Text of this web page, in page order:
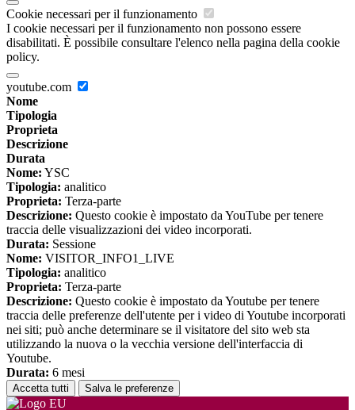
Cookie necessari per il funzionamento
I cookie necessari per il funzionamento non possono essere
disabilitati. È possibile consultare l'elenco nella pagina della cookie
policy.
youtube.com
Nome
Tipologia
Proprieta
Descrizione
Durata
Nome: YSC
Tipologia: analitico
Proprieta: Terza-parte
Descrizione: Questo cookie è impostato da YouTube per tenere
traccia delle visualizzazioni dei video incorporati.
Durata: Sessione
Nome: VISITOR_INFO1_LIVE
Tipologia: analitico
Proprieta: Terza-parte
Descrizione: Questo cookie è impostato da Youtube per tenere
traccia delle preferenze dell'utente per i video di Youtube incorporati
nei siti; può anche determinare se il visitatore del sito web sta
utilizzando la nuova o la vecchia versione dell'interfaccia di
Youtube.
Durata: 6 mesi
Accetta tutti Salva le preferenze